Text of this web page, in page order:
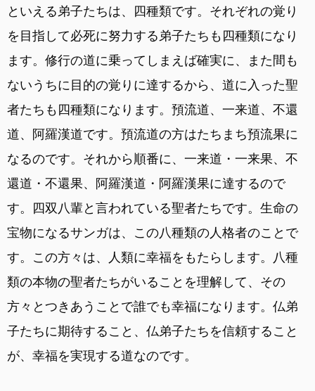
といえる弟子たちは、四種類です。それぞれの覚り
を目指して必死に努力する弟子たちも四種類になり
ます。修行の道に乗ってしまえば確実に、また間も
ないうちに目的の覚りに達するから、道に入った聖
者たちも四種類になります。預流道、一来道、不還
道、阿羅漢道です。預流道の方はたちまち預流果に
なるのです。それから順番に、一来道・一来果、不
還道・不還果、阿羅漢道・阿羅漢果に達するので
す。四双八輩と言われている聖者たちです。生命の
宝物になるサンガは、この八種類の人格者のことで
す。この方々は、人類に幸福をもたらします。八種
類の本物の聖者たちがいることを理解して、その
方々とつきあうことで誰でも幸福になります。仏弟
子たちに期待すること、仏弟子たちを信頼すること
が、幸福を実現する道なのです。